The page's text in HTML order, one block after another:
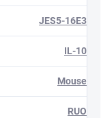
JES5-16E3
IL-10
Mouse
RUO